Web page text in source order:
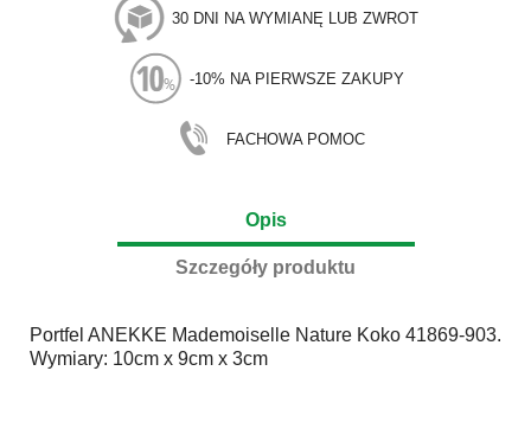
30 DNI NA WYMIANĘ LUB ZWROT
-10% NA PIERWSZE ZAKUPY
FACHOWA POMOC
Opis
Szczegóły produktu
Portfel ANEKKE Mademoiselle Nature Koko 41869-903.
Wymiary: 10cm x 9cm x 3cm